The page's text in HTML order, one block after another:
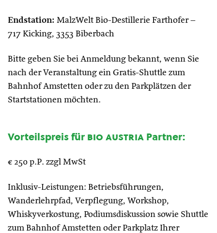
Endstation: MalzWelt Bio-Destillerie Farthofer –
717 Kicking, 3353 Biberbach
Bitte geben Sie bei Anmeldung bekannt, wenn Sie
nach der Veranstaltung ein Gratis-Shuttle zum
Bahnhof Amstetten oder zu den Parkplätzen der
Startstationen möchten.
Vorteilspreis fürbio austria Partner:
€ 250 p.P. zzgl MwSt
Inklusiv-Leistungen: Betriebsführungen,
Wanderlehrpfad, Verpflegung, Workshop,
Whiskyverkostung, Podiumsdiskussion sowie Shuttle
zum Bahnhof Amstetten oder Parkplatz Ihrer